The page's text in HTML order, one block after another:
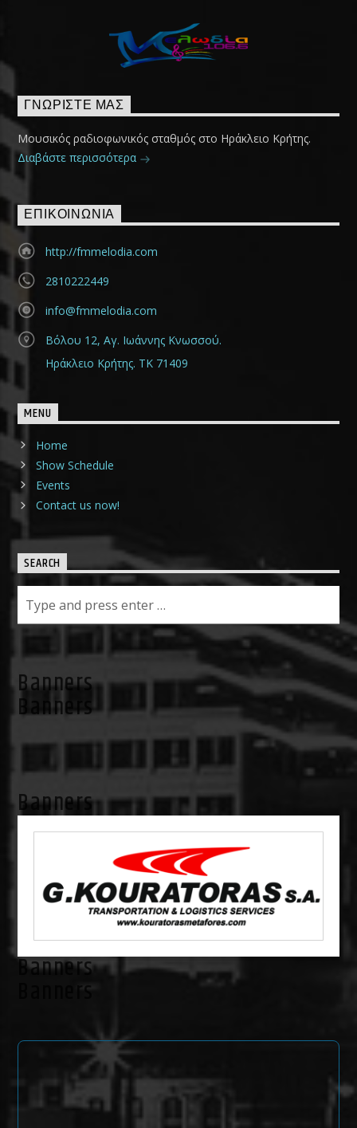
ΓΝΩΡΊΣΤΕ ΜΑΣ
Μουσικός ραδιοφωνικός σταθμός στο Ηράκλειο Κρήτης.
Διαβάστε περισσότερα
ΕΠΙΚΟΙΝΩΝΊΑ
http://fmmelodia.com
2810222449
info@fmmelodia.com
Βόλου 12, Αγ. Ιωάννης Κνωσσού.
Ηράκλειο Κρήτης. ΤΚ 71409
MENU
Home
Show Schedule
Events
Contact us now!
SEARCH
Banners
Banners
Banners
Banners
Banners